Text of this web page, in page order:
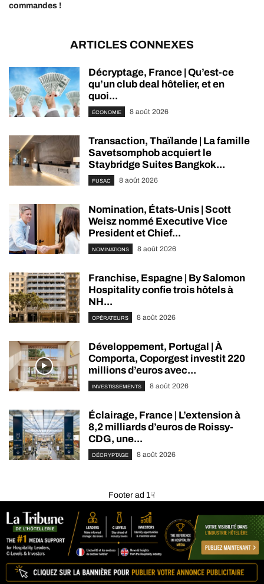
commandes !
ARTICLES CONNEXES
Décryptage, France | Qu’est-ce
qu’un club deal hôtelier, et en
quoi...
ÉCONOMIE 8 août 2026
Transaction, Thaïlande | La famille
Savetsomphob acquiert le
Staybridge Suites Bangkok...
FUSAC 8 août 2026
Nomination, États-Unis | Scott
Weisz nommé Executive Vice
President et Chief...
NOMINATIONS 8 août 2026
Franchise, Espagne | By Salomon
Hospitality confie trois hôtels à
NH...
OPÉRATEURS 8 août 2026
Développement, Portugal | À
Comporta, Coporgest investit 220
millions d’euros avec...
INVESTISSEMENTS 8 août 2026
Éclairage, France | L’extension à
8,2 milliards d’euros de Roissy-
CDG, une...
DÉCRYPTAGE 8 août 2026
Footer ad 1☟